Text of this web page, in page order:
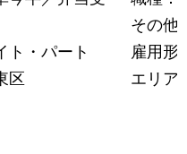
ト・パート
区
その他
雇用形
エリア